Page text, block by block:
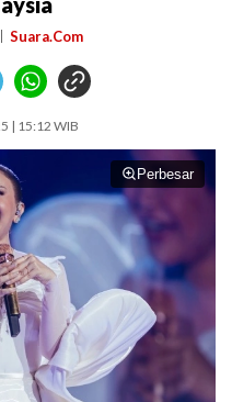
Suara.Com
| 15:12 WIB
Perbesar